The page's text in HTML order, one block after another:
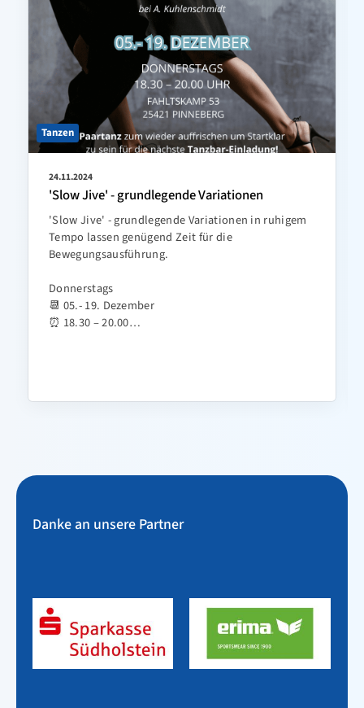
Tanzen
24.11.2024
'Slow Jive' - grundlegende Variationen
'Slow Jive' - grundlegende Variationen in ruhigem
Tempo lassen genügend Zeit für die
Bewegungsausführung.
Donnerstags
📆 05.- 19. Dezember
⏰ 18.30 – 20.00…
Danke an unsere Partner